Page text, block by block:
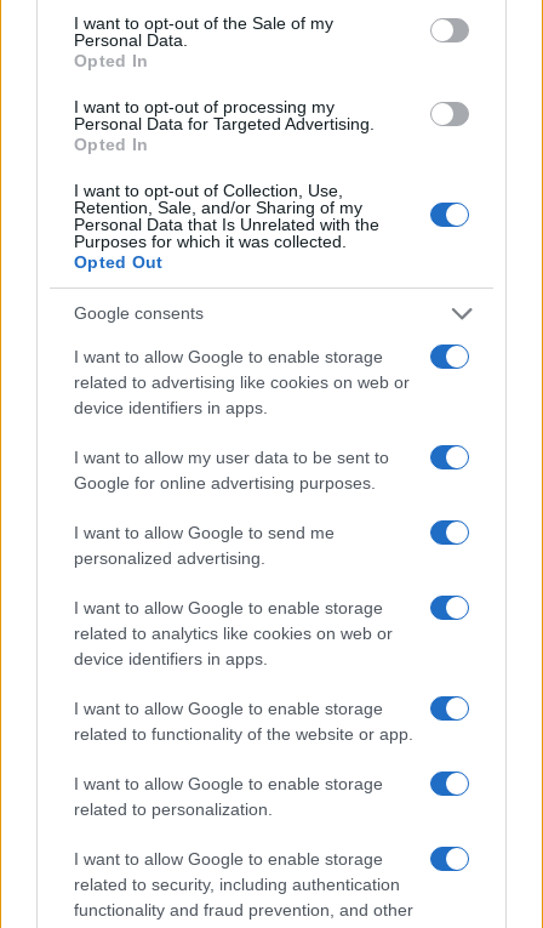
I want to opt-out of the Sale of my
Personal Data.
Opted In
I want to opt-out of processing my
Personal Data for Targeted Advertising.
Opted In
I want to opt-out of Collection, Use,
Retention, Sale, and/or Sharing of my
Personal Data that Is Unrelated with the
Purposes for which it was collected.
Opted Out
Google consents
I want to allow Google to enable storage
related to advertising like cookies on web or
device identifiers in apps.
I want to allow my user data to be sent to
Google for online advertising purposes.
I want to allow Google to send me
personalized advertising.
I want to allow Google to enable storage
related to analytics like cookies on web or
device identifiers in apps.
I want to allow Google to enable storage
related to functionality of the website or app.
I want to allow Google to enable storage
related to personalization.
I want to allow Google to enable storage
related to security, including authentication
functionality and fraud prevention, and other
sarebbe segnato: la consacrazione come “podestà
locale” euro-diretto, e probabile successiva caduta
rovinosa nell’appuntamento delle elezioni
europee, a favore di unSalvinirimasto
assolutamente immobile.
Che faràSalvini? Che farà
? Che farà
Renzitravestito da Ghino di Tacco? Avranno la
forza i primi due sedersi sulla riva destra del Po e
l’altro sugli argini dell’Arno? Avranno la forza di
perseguire la strategia del silenzio operoso, di
rifiutare di andare comunque al governo e
prepararsi alla partita finale delle europee,
eliminando il concorrente principale?
La mia analisi comunque non sta facendo
, non sa rispondere alla domanda
strategica che mi sono posto: Luigi di Maio,
alla loro rozzezza popolana, il terzo sulla sua pelle
di sedotto e abbandonato, avranno capito chi è
veramente il nemico, e se sì avranno
metabolizzato l’essenza ultima delCeo